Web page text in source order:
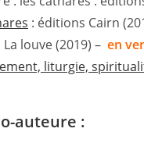
: éditions Cairn
louve (2019) – en
liturgie,
auteure :